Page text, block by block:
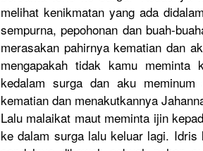
melihat kenikmatanyang ada
sempurna, pepohonan dan buah-
merasakan pahirnya kematian dan
mengapakah tidak kamu meminta
kedalam surga dan aku
kematian dan menakutkannya
Lalu malaikat maut meminta ijin
ke dalam surga lalu keluar lagi.